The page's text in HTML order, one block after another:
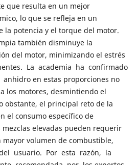
que resulta en un mejor
lo que se refleja en un
la potencia y el torque del motor.
también disminuye la
del motor, minimizando el estrés
La academia ha confirmado
en estas proporciones no
los motores, desmintiendo el
obstante, el principal reto de la
el consumo específico de
elevadas pueden requerir
volumen de combustible,
usuario. Por esta razón, la